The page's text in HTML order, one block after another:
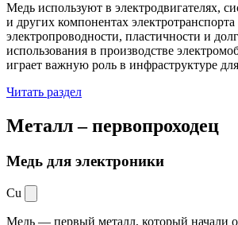
Медь используют в электродвигателях,
и других компонентах электротранспорта
электропроводности, пластичности и
использования в производстве
играет важную роль в инфраструктуре
Читать раздел
Металл –первопроходец
Медь для электроники
Cu
Медь — первый металл, который начали